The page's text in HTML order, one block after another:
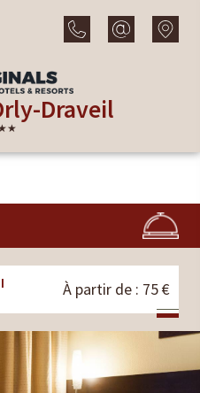
Draveil
À partir de : 75 €